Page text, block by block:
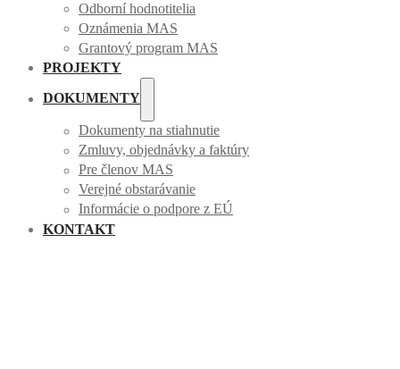
Odborní hodnotitelia
Oznámenia MAS
Grantový program MAS
PROJEKTY
DOKUMENTY
Dokumenty na stiahnutie
Zmluvy, objednávky a faktúry
Pre členov MAS
Verejné obstarávanie
Informácie o podpore z EÚ
KONTAKT